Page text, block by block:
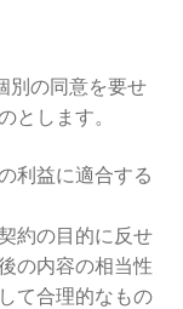
別の同意を要せ
とします。
利益に適合する
約の目的に反せ
の内容の相当性
て合理的なもの